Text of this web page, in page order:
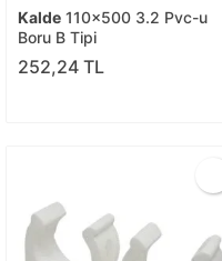
Kalde 110x500 3.2 Pvc-u
Boru B Tipi
252,24 TL